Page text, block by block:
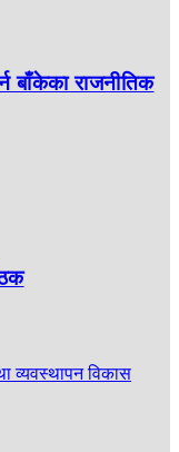
बाँकेका राजनीतिक